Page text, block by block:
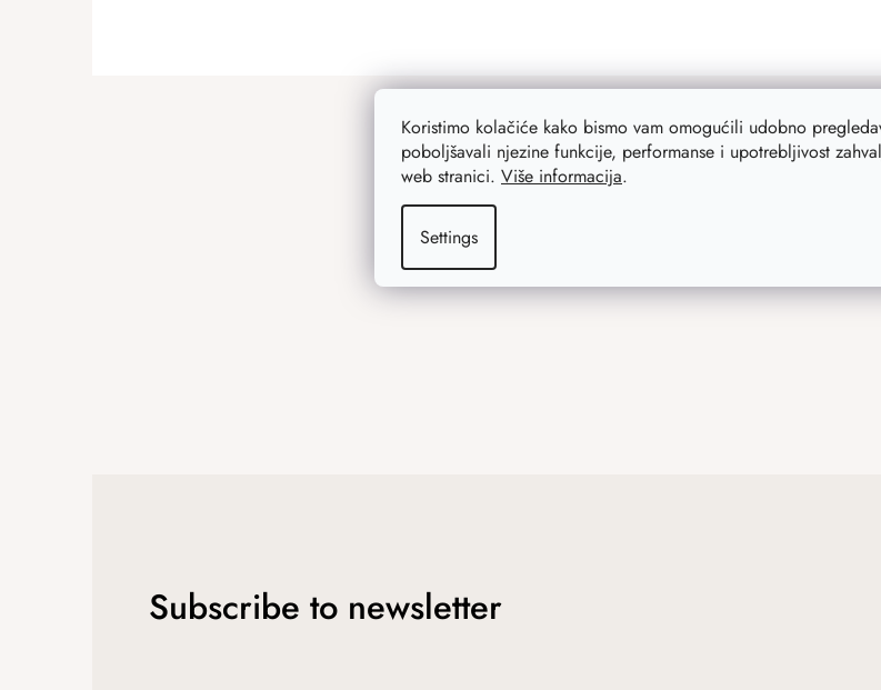
Koristimo kolačiće kako bismo vam omogućili udobno
poboljšavali njezine funkcije, performanse i upotrebljivost
web stranici. Više informacija.
Settings
Subscribe to newsletter